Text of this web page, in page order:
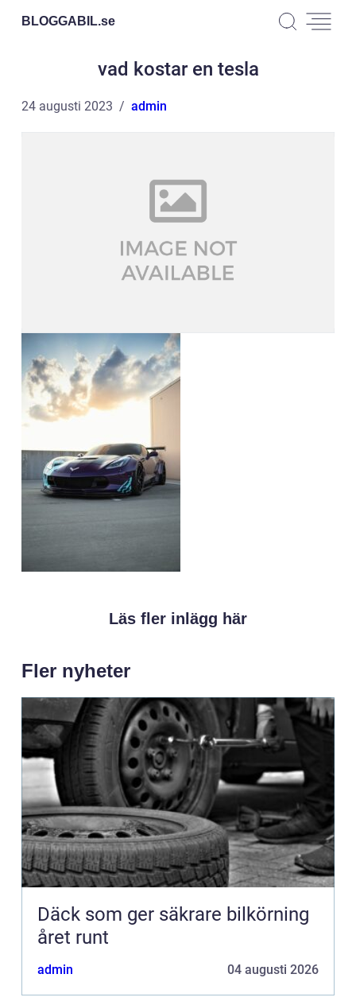
BLOGGABIL.se
vad kostar en tesla
24 augusti 2023 admin
Läs fler inlägg här
Fler nyheter
Däck som ger säkrare bilkörning
året runt
admin 04 augusti 2026